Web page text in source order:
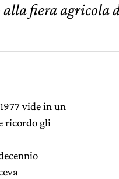
alla fiera agricola
vide in un
ricordo gli